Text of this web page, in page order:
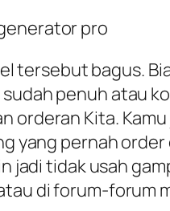
tersebut bagus.
penuh atau
orderan Kita.
yang pernah
jadi tidak usah
di forum-forum